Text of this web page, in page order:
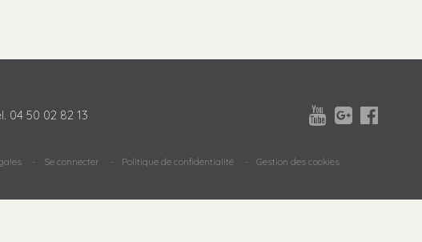
04 50 02 82 13 


Se connecter Politique de confidentialité Gestion des cookies